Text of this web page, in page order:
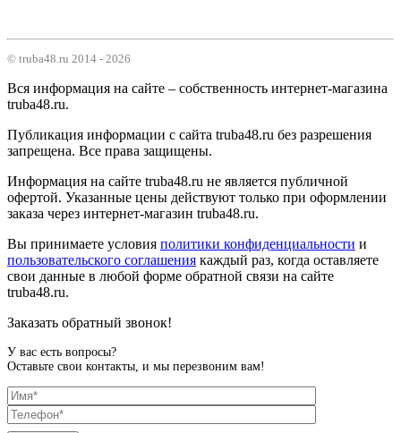
© truba48.ru 2014 - 2026
Вся информация на сайте – собственность интернет-магазина
truba48.ru.
Публикация информации с сайта truba48.ru без разрешения
запрещена. Все права защищены.
Информация на сайте truba48.ru не является публичной
офертой. Указанные цены действуют только при оформлении
заказа через интернет-магазин truba48.ru.
Вы принимаете условия политики конфиденциальности и
пользовательского соглашения каждый раз, когда оставляете
свои данные в любой форме обратной связи на сайте
truba48.ru.
Заказать обратный звонок!
У вас есть вопросы?
Оставьте свои контакты, и мы перезвоним вам!